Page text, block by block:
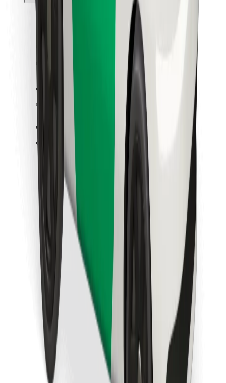
Fornitori
Fai una corsa in pochi minuti!
Scarica Bolt
Trova il tuo cibo preferito!
Scarica Bolt